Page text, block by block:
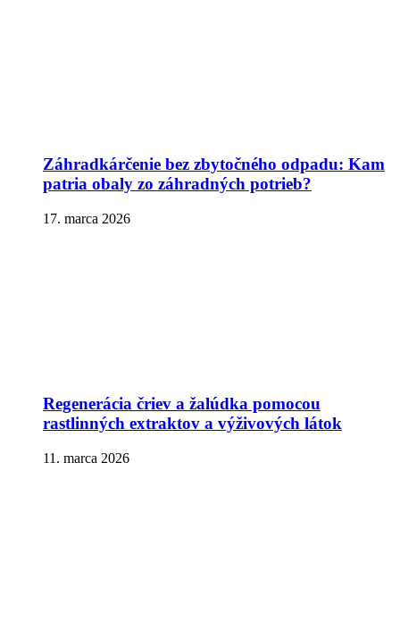
Záhradkárčenie bez zbytočného odpadu: Kam
patria obaly zo záhradných potrieb?
17. marca 2026
Regenerácia čriev a žalúdka pomocou
rastlinných extraktov a výživových látok
11. marca 2026